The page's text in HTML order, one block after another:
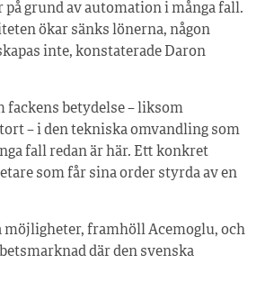
på grund av automation i många fall.
ökar sänks lönerna, någon
inte, konstaterade Daron
fackens betydelse – liksom
– i den tekniska omvandling som
fall redan är här. Ett konkret
som får sina order styrda av en
möjligheter, framhöll Acemoglu, och
där den svenska